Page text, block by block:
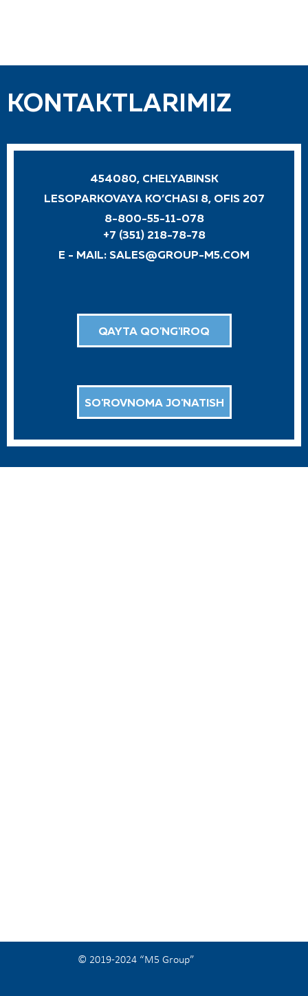
KONTAKTLARIMIZ
454080, CHELYABINSK
LESOPARKOVAYA KO’CHASI 8, OFIS 207
8-800-55-11-078
+7 (351) 218-78-78
E - MAIL: SALES@GROUP-M5.COM
QAYTA QO'NG'IROQ
SO'ROVNOMA JO'NATISH
© 2019-2024 “M5 Group”